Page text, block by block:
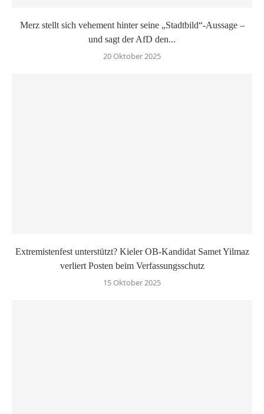
Merz stellt sich vehement hinter seine „Stadtbild“-Aussage –
und sagt der AfD den...
20 Oktober 2025
Extremistenfest unterstützt? Kieler OB-Kandidat Samet Yilmaz
verliert Posten beim Verfassungsschutz
15 Oktober 2025